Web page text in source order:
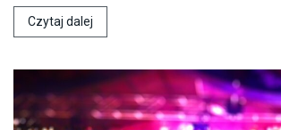
Czytaj dalej